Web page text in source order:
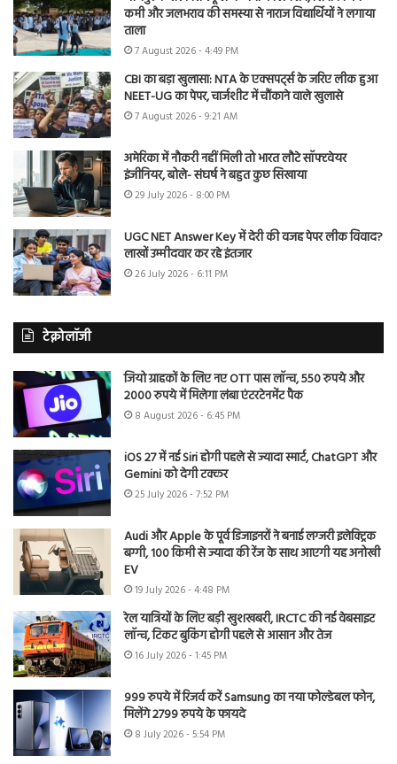
कमी और जलभराव की समस्या से नाराज विद्यार्थियों ने लगाया
ताला
7 August 2026 - 4:49 PM
CBI का बड़ा खुलासा: NTA के एक्सपर्ट्स के जरिए लीक हुआ
NEET-UG का पेपर, चार्जशीट में चौंकाने वाले खुलासे
7 August 2026 - 9:21 AM
अमेरिका में नौकरी नहीं मिली तो भारत लौटे सॉफ्टवेयर
इंजीनियर, बोले- संघर्ष ने बहुत कुछ सिखाया
29 July 2026 - 8:00 PM
UGC NET Answer Key में देरी की वजह पेपर लीक विवाद?
लाखों उम्मीदवार कर रहे इंतजार
26 July 2026 - 6:11 PM
टेक्नोलॉजी
जियो ग्राहकों के लिए नए OTT पास लॉन्च, 550 रुपये और
2000 रुपये में मिलेगा लंबा एंटरटेनमेंट पैक
8 August 2026 - 6:45 PM
iOS 27 में नई Siri होगी पहले से ज्यादा स्मार्ट, ChatGPT और
Gemini को देगी टक्कर
25 July 2026 - 7:52 PM
Audi और Apple के पूर्व डिजाइनरों ने बनाई लग्जरी इलेक्ट्रिक
बग्गी, 100 किमी से ज्यादा की रेंज के साथ आएगी यह अनोखी
EV
19 July 2026 - 4:48 PM
रेल यात्रियों के लिए बड़ी खुशखबरी, IRCTC की नई वेबसाइट
लॉन्च, टिकट बुकिंग होगी पहले से आसान और तेज
16 July 2026 - 1:45 PM
999 रुपये में रिजर्व करें Samsung का नया फोल्डेबल फोन,
मिलेंगे 2799 रुपये के फायदे
8 July 2026 - 5:54 PM